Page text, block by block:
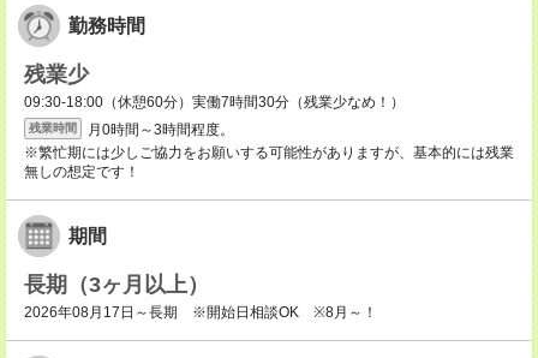
勤務時間
残業少
09:30-18:00（休憩60分）実働7時間30分（残業少なめ！）
残業時間
月0時間～3時間程度。
※繁忙期には少しご協力をお願いする可能性がありますが、基本的には残業
無しの想定です！
期間
長期（3ヶ月以上）
2026年08月17日～長期 ※開始日相談OK ※8月～！